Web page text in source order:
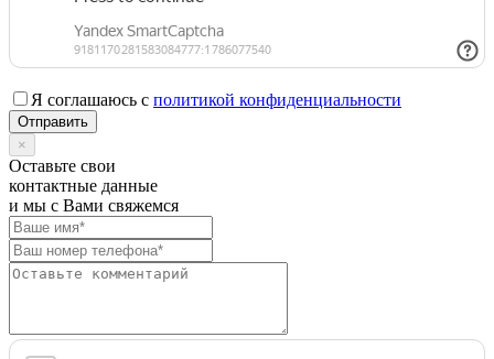
Я соглашаюсь с политикой конфиденциальности
×
Оставьте свои
контактные данные
и мы с Вами свяжемся